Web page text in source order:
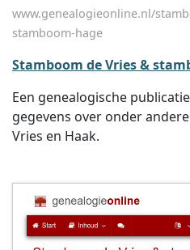
www.genealogieonline.nl/
stamboom-hage
Stamboom de Vries &
Een genealogische
gegevens over onder
Vries en Haak.